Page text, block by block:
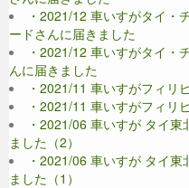
・2021/12 車いすがタイ
ードさんに届きました
・2021/12 車いすがタイ
んに届きました
・2021/11 車いすがフィリ
・2021/11 車いすがフィリ
・2021/06 車いすが タイ
ました（2）
・2021/06 車いすが タイ
ました（1）